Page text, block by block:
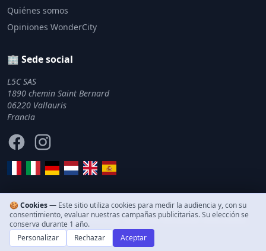
Quiénes somos
Opiniones WonderCity
🏢 Sede social
L5C SAS
1890 chemin Saint Bernard
06220 Vallauris
Francia
FacebookInstagram
© 2011–2026 WonderCity. Todos los derechos reservados.
🍪 Cookies — Este sitio utiliza cookies para medir la audiencia y, con su
consentimiento, evaluar nuestras campañas publicitarias. Su elección se
conserva durante 1 año.
Personalizar
Rechazar Aceptar